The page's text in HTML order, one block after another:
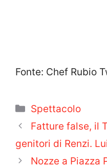
Fonte: Chef Rubio
Categorie
Spettacolo
Fatture false, il
genitori di Renzi.
Nozze a Piazza